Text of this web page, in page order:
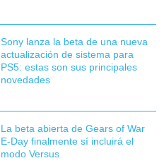
Sony lanza la beta de una nueva
actualización de sistema para
PS5: estas son sus principales
novedades
La beta abierta de Gears of War
E-Day finalmente sí incluirá el
modo Versus